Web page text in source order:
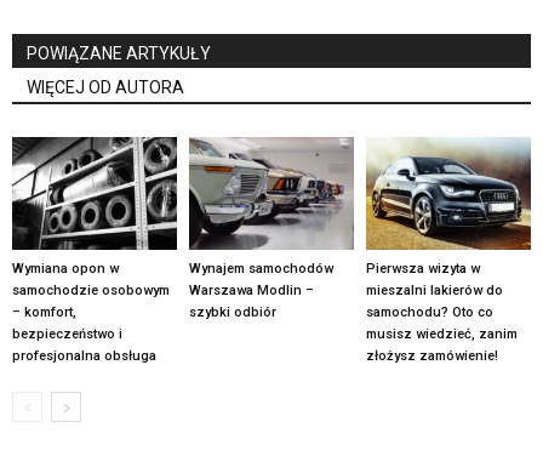
POWIĄZANE ARTYKUŁY
WIĘCEJ OD AUTORA
Wymiana opon w
samochodzie osobowym
– komfort,
bezpieczeństwo i
profesjonalna obsługa
Wynajem samochodów
Warszawa Modlin –
szybki odbiór
Pierwsza wizyta w
mieszalni lakierów do
samochodu? Oto co
musisz wiedzieć, zanim
złożysz zamówienie!